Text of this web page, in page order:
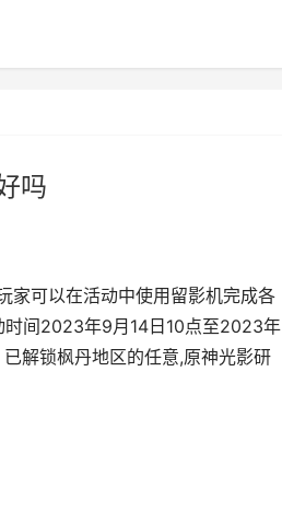
吗
家可以在活动中使用留影机完成各
时间2023年9月14日10点至2023年
解锁枫丹地区的任意,原神光影研